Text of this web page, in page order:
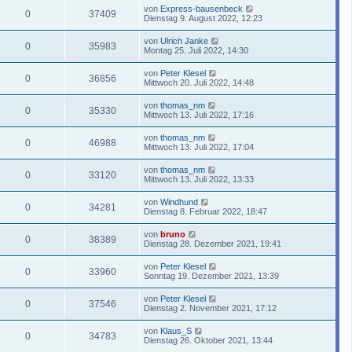
0 37409 von Express-bausenbeck
Dienstag 9. August 2022, 12:23
0 35983 von Ulrich Janke
Montag 25. Juli 2022, 14:30
0 36856 von Peter Klesel
Mittwoch 20. Juli 2022, 14:48
0 35330 von thomas_nm
Mittwoch 13. Juli 2022, 17:16
0 46988 von thomas_nm
Mittwoch 13. Juli 2022, 17:04
0 33120 von thomas_nm
Mittwoch 13. Juli 2022, 13:33
0 34281 von Windhund
Dienstag 8. Februar 2022, 18:47
0 38389 von bruno
Dienstag 28. Dezember 2021, 19:41
0 33960 von Peter Klesel
Sonntag 19. Dezember 2021, 13:39
0 37546 von Peter Klesel
Dienstag 2. November 2021, 17:12
0 34783 von Klaus_S
Dienstag 26. Oktober 2021, 13:44